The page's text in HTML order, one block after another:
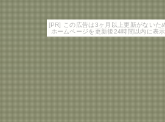
[PR] この広告は3ヶ月以上更新がないた
ホームページを更新後24時間以内に表